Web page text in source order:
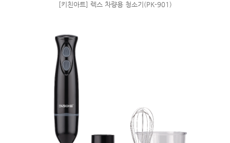
[키친아트] 렉스 차량용 청소기(PK-901)